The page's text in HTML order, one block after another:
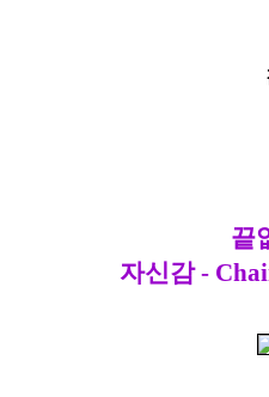
끝
자신감 -